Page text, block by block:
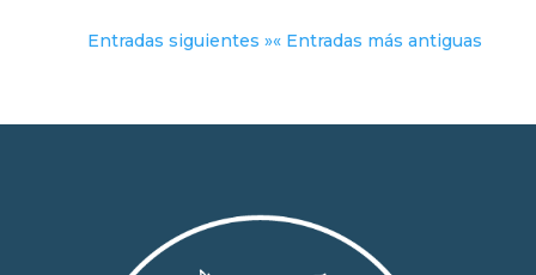
« Entradas más antiguas
Entradas siguientes »